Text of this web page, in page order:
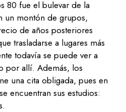
80 fue el bulevar de la
un montón de grupos,
de años posteriores
trasladarse a lugares más
todavía se puede ver a
por allí. Además, los
una cita obligada, pues en
encuentran sus estudios: